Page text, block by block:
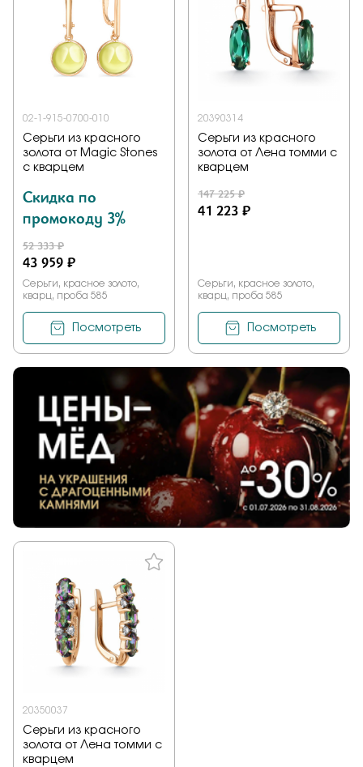
02-1-915-0700-010
Серьги из красного
золота от Magic Stones
с кварцем
Скидка по
промокоду 3%
52 333 ₽
43 959 ₽
Серьги, красное золото,
кварц, проба 585
Посмотреть
20390314
Серьги из красного
золота от Лена томми с
кварцем
147 225 ₽
41 223 ₽
Серьги, красное золото,
кварц, проба 585
Посмотреть
20350037
Серьги из красного
золота от Лена томми с
кварцем
Заказать
политики конфиденциальности